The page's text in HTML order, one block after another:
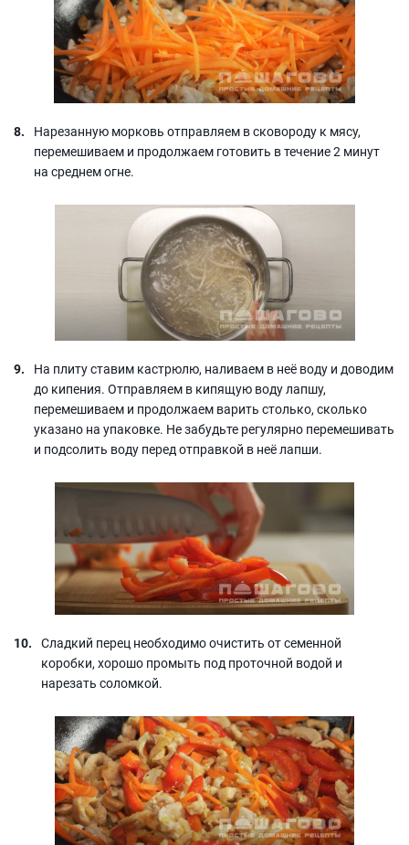
Нарезанную морковь отправляем в сковороду к мясу,
перемешиваем и продолжаем готовить в течение 2 минут
на среднем огне.
На плиту ставим кастрюлю, наливаем в неё воду и доводим
до кипения. Отправляем в кипящую воду лапшу,
перемешиваем и продолжаем варить столько, сколько
указано на упаковке. Не забудьте регулярно перемешивать
и подсолить воду перед отправкой в неё лапши.
Сладкий перец необходимо очистить от семенной
коробки, хорошо промыть под проточной водой и
нарезать соломкой.